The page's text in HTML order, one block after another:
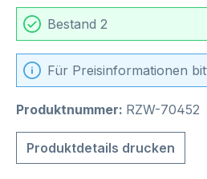
Bestand 2
Für Preisinformationen
Produktnummer: RZW-70452
Produktdetails drucken